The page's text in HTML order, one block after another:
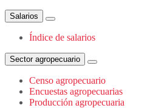
Salarios
Índice de salarios
Sector agropecuario
Censo agropecuario
Encuestas agropecuarias
Producción agropecuaria